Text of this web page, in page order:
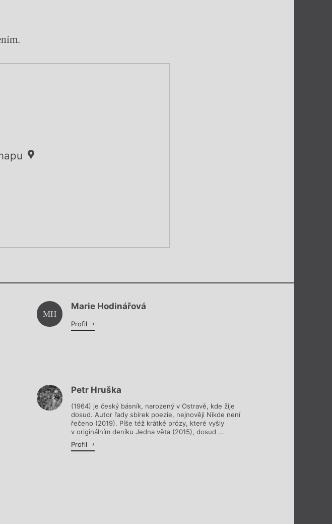
MH
Marie Hodinářová
Profil
Petr Hruška
(1964) je český básník, narozený v Ostravě, kde žije
dosud. Autor řady sbírek poezie, nejnověji Nikde není
řečeno (2019). Píše též krátké prózy, které vyšly
v originálním deníku Jedna věta (2015), dosud ...
Profil